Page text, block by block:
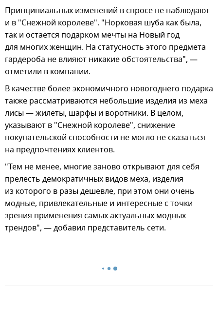
Принципиальных изменений в спросе не наблюдают
и в "Снежной королеве". "Норковая шуба как была,
так и остается подарком мечты на Новый год
для многих женщин. На статусность этого предмета
гардероба не влияют никакие обстоятельства", —
отметили в компании.
В качестве более экономичного новогоднего подарка
также рассматриваются небольшие изделия из меха
лисы — жилеты, шарфы и воротники. В целом,
указывают в "Снежной королеве", снижение
покупательской способности не могло не сказаться
на предпочтениях клиентов.
"Тем не менее, многие заново открывают для себя
прелесть демократичных видов меха, изделия
из которого в разы дешевле, при этом они очень
модные, привлекательные и интересные с точки
зрения применения самых актуальных модных
трендов", — добавил представитель сети.